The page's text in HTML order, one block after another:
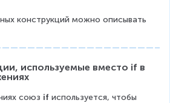
конструкций можно описывать
используемые вместо if в
союз if используется, чтобы